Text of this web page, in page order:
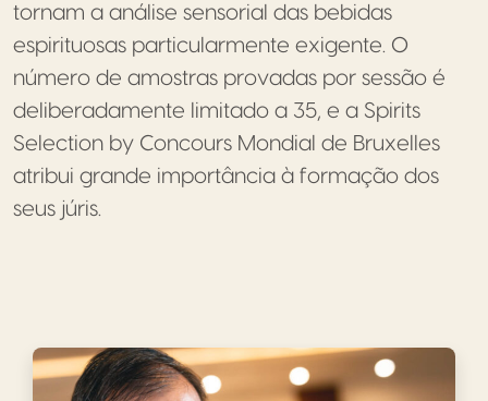
tornam a análise sensorial das bebidas
espirituosas particularmente exigente. O
número de amostras provadas por sessão é
deliberadamente limitado a 35, e a Spirits
Selection by Concours Mondial de Bruxelles
atribui grande importância à formação dos
seus júris.